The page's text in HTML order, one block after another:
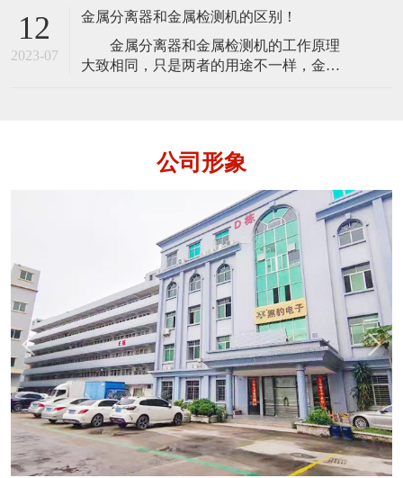
测散料产品，避免金属颗粒、金属粉末、
提高生产效率、提高原料利用率、提升产
品质量、减少设备维修费用及停工维修带
12
2023-07
金属分离器和金属检测机的区别！
金属分离器和金属检测机的工作原理
大致相同，只是两者的用途不一样，金属
这样的金属检测机。它是在金检机的功能
公司形象